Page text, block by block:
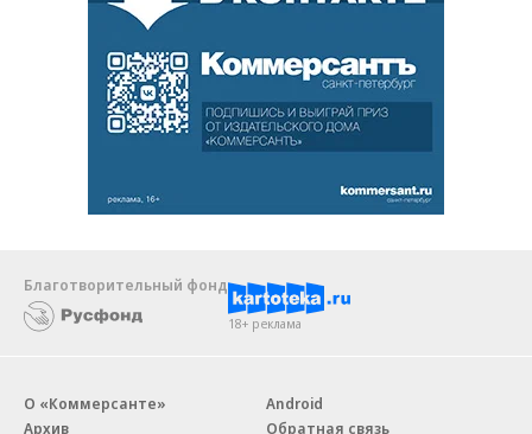
Благотворительный фонд
18+ реклама
О «Коммерсанте»
Архив
Android
Обратная связь